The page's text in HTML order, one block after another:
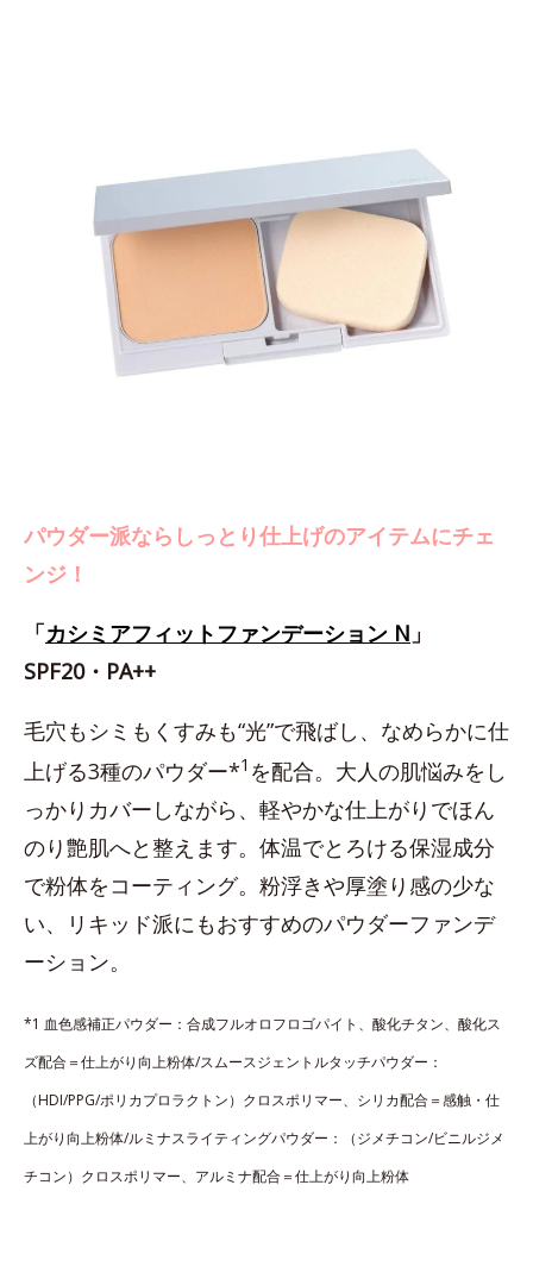
パウダー派ならしっとり仕上げのアイテムにチェ
ンジ！
「カシミアフィットファンデーション N 」
SPF20・PA++
毛穴もシミもくすみも“光”で飛ばし、なめらかに仕
上げる3種のパウダー*1 を配合。大人の肌悩みをし
っかりカバーしながら、軽やかな仕上がりでほん
のり艶肌へと整えます。体温でとろける保湿成分
で粉体をコーティング。粉浮きや厚塗り感の少な
い、リキッド派にもおすすめのパウダーファンデ
ーション。
*1 血色感補正パウダー：合成フルオロフロゴパイト、酸化チタン、酸化ス
ズ配合＝仕上がり向上粉体/スムースジェントルタッチパウダー：
（HDI/PPG/ポリカプロラクトン）クロスポリマー、シリカ配合＝感触・仕
上がり向上粉体/ルミナスライティングパウダー：（ジメチコン/ビニルジメ
チコン）クロスポリマー、アルミナ配合＝仕上がり向上粉体